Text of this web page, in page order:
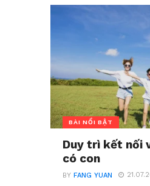
BÀI NỔI BẬT
Duy trì kết nối
có con
BYFANG YUAN